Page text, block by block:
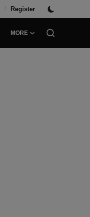
/ Register
MORE